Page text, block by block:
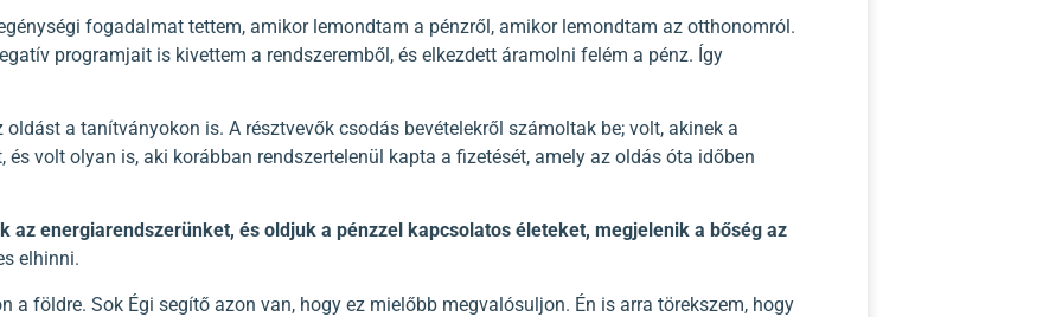
fogadalmat tettem, amikor lemondtam a pénzről, amikor lemondtam az otthonomról.
programjait is kivettem a rendszeremből, és elkezdett áramolni felém a pénz. Így
a tanítványokon is. A résztvevők csodás bevételekről számoltak be; volt, akinek a
volt olyan is, aki korábban rendszertelenül kapta a fizetését, amely az oldás óta időben
az energiarendszerünket, és oldjuk a pénzzel kapcsolatos életeket, megjelenik a bőség az
elhinni.
a földre. Sok Égi segítő azon van, hogy ez mielőbb megvalósuljon. Én is arra törekszem, hogy